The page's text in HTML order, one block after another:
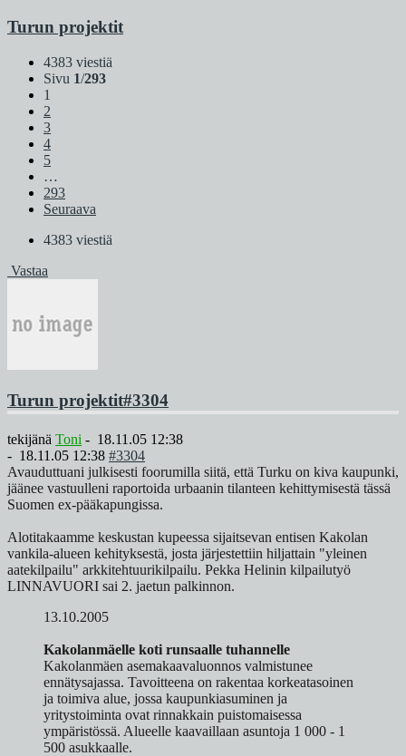
Turun projektit
4383 viestiä
Sivu 1/293
1
2
3
4
5
…
293
Seuraava
4383 viestiä
Vastaa
Turun projektit#3304
tekijänä Toni - 18.11.05 12:38
- 18.11.05 12:38 #3304
Avauduttuani julkisesti foorumilla siitä, että Turku on kiva kaupunki,
jäänee vastuulleni raportoida urbaanin tilanteen kehittymisestä tässä
Suomen ex-pääkapungissa.
Alotitakaamme keskustan kupeessa sijaitsevan entisen Kakolan
vankila-alueen kehityksestä, josta järjestettiin hiljattain "yleinen
aatekilpailu" arkkitehtuurikilpailu. Pekka Helinin kilpailutyö
LINNAVUORI sai 2. jaetun palkinnon.
13.10.2005
Kakolanmäelle koti runsaalle tuhannelle
Kakolanmäen asemakaavaluonnos valmistunee
ennätysajassa. Tavoitteena on rakentaa korkeatasoinen
ja toimiva alue, jossa kaupunkiasuminen ja
yritystoiminta ovat rinnakkain puistomaisessa
ympäristössä. Alueelle kaavaillaan asuntoja 1 000 - 1
500 asukkaalle.